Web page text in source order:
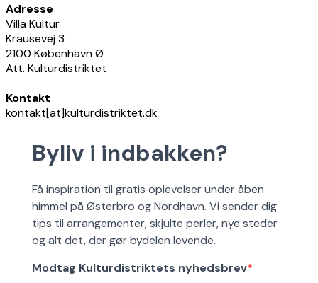
Adresse
Villa Kultur
Krausevej 3
2100 København Ø
Att. Kulturdistriktet
Kontakt
kontakt[at]kulturdistriktet.dk
Byliv i indbakken?
Få inspiration til gratis oplevelser under åben
himmel på Østerbro og Nordhavn. Vi sender dig
tips til arrangementer, skjulte perler, nye steder
og alt det, der gør bydelen levende.
Modtag Kulturdistriktets nyhedsbrev